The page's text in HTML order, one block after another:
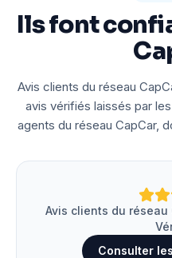
Ils font
Avis clients du réseau
avis vérifiés laissés par
agents du réseau CapCar,
Avis clients du réseau
Consulter